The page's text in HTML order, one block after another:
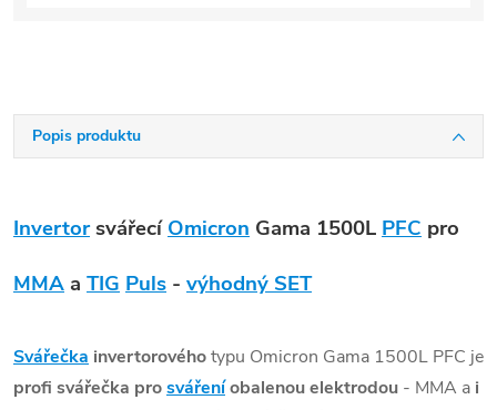
Popis produktu
InvertorsvářecíOmicron Gama 1500LPFC pro
MMA a TIGPuls - výhodný SET
Svářečka invertorovéhotypu Omicron Gama 1500L PFC je
profi svářečka prosvářeníobalenou elektrodou - MMA a i